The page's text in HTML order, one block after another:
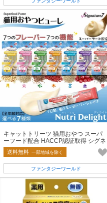
キャットトリーツ 猫用おやつ スーパ
ーフード配合 HACCP認証取得 シグネ
チャー7 ピューレ 15g×4本
送料無料 一部地域を除く
ファンタジーワールド